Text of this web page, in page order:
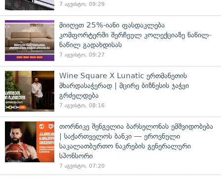
7 აგვისტო, 09:29
მიიღეთ 25%-იანი ფასდაკლება
კომფორტერში შერჩეულ კოლექციაზე ნაწილ-
ნაწილ გადახდისას
7 აგვისტო, 09:27
Wine Square X Lunatic ერთმანეთის
მხარდასაჭერად | მცირე ბიზნესის ჯაჭვი
გრძელდება
7 აგვისტო, 08:16
თორნიკე შენგელია ბარსელონას ემშვიდობება
| საქართველოს ბანკი — ეროვნული
საკალათბურთო ნაკრების გენერალური
სპონსორი
7 აგვისტო, 07:20